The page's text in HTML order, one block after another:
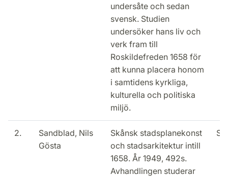
undersåte och sedan
svensk. Studien
undersöker hans liv och
verk fram till
Roskildefreden 1658 för
att kunna placera honom
i samtidens kyrkliga,
kulturella och politiska
miljö.
2.
Sandblad, Nils
Gösta
Skånsk stadsplanekonst
och stadsarkitektur intill
1658. År 1949, 492s.
Avhandlingen studerar